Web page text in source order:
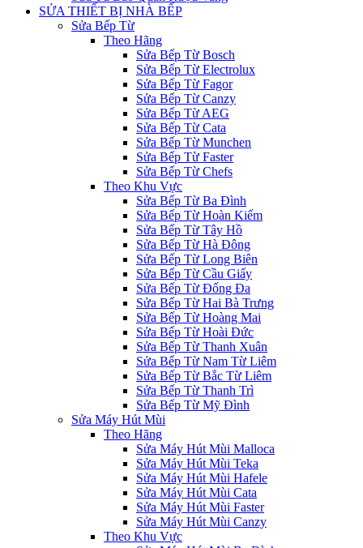
SỬA THIẾT BỊ NHÀ BẾP
Sửa Bếp Từ
Theo Hãng
Sửa Bếp Từ Bosch
Sửa Bếp Từ Electrolux
Sửa Bếp Từ Fagor
Sửa Bếp Từ Canzy
Sửa Bếp Từ AEG
Sửa Bếp Từ Cata
Sửa Bếp Từ Munchen
Sửa Bếp Từ Faster
Sửa Bếp Từ Chefs
Theo Khu Vực
Sửa Bếp Từ Ba Đình
Sửa Bếp Từ Hoàn Kiếm
Sửa Bếp Từ Tây Hồ
Sửa Bếp Từ Hà Đông
Sửa Bếp Từ Long Biên
Sửa Bếp Từ Cầu Giấy
Sửa Bếp Từ Đống Đa
Sửa Bếp Từ Hai Bà Trưng
Sửa Bếp Từ Hoàng Mai
Sửa Bếp Từ Hoài Đức
Sửa Bếp Từ Thanh Xuân
Sửa Bếp Từ Nam Từ Liêm
Sửa Bếp Từ Bắc Từ Liêm
Sửa Bếp Từ Thanh Trì
Sửa Bếp Từ Mỹ Đình
Sửa Máy Hút Mùi
Theo Hãng
Sửa Máy Hút Mùi Malloca
Sửa Máy Hút Mùi Teka
Sửa Máy Hút Mùi Hafele
Sửa Máy Hút Mùi Cata
Sửa Máy Hút Mùi Faster
Sửa Máy Hút Mùi Canzy
Theo Khu Vực